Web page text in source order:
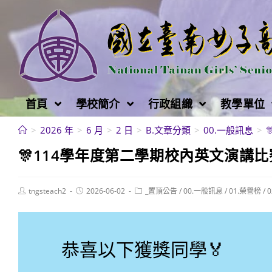
至
容
首頁 學校簡介 行政組織 教學單位
> 2026 年 > 6 月 > 2 日 > B.文章分類 > 00.一般訊息 >
🎊114學年度第二學期校內英文演講
Posttngsteach2
Post2026-06-02
Post _置頂公告/00.一般訊息 /01.榮譽榜/
恭喜以下獲獎同學🏅